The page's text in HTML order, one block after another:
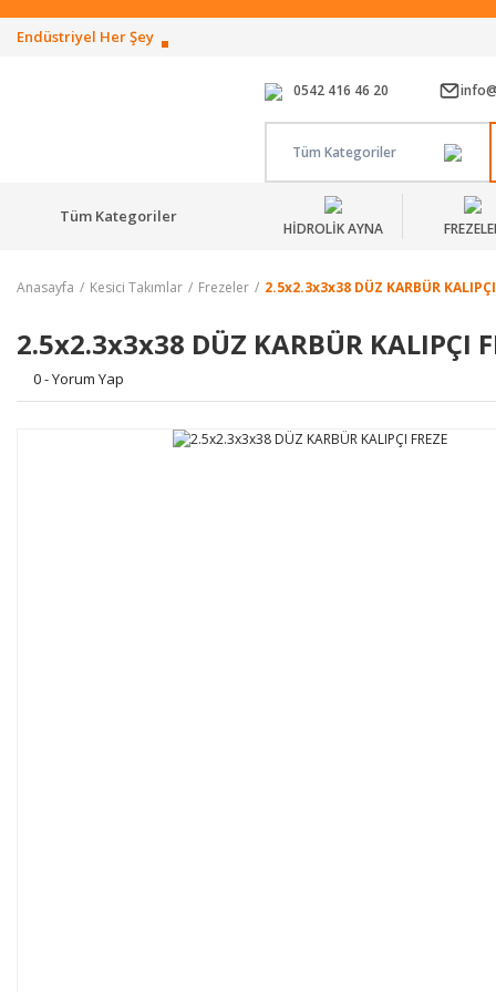
Endüstriyel Her Şey
0542 416 46 20
Tüm Kategoriler
Tüm Kategoriler
HİDROLİK AYNA
Anasayfa Kesici Takımlar Frezeler 2.5x2.3x3x38 DÜZ KARBÜR KALIPÇI
2.5x2.3x3x38 DÜZ KARBÜR KALIPÇI
0 - Yorum Yap